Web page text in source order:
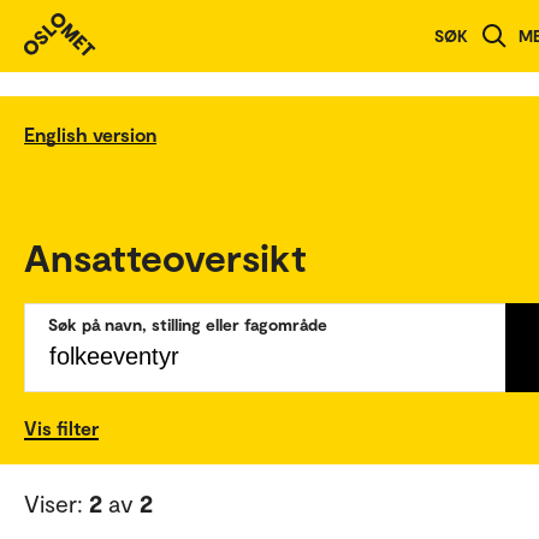
SØK
English version
Ansatteoversikt
Søk på navn, stilling eller fagområde
Vis filter
Viser: 2 av 2